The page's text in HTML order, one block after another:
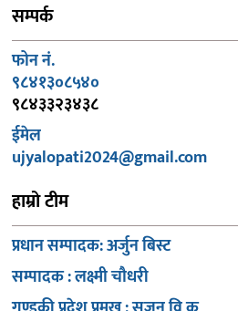
सम्पर्क
फोन नं.
९८४१३०८५४०
९८४३३२३४३८
ईमेल
ujyalopati2024@gmail.com
हाम्रो टीम
प्रधान सम्पादक: अर्जुन बिस्ट
सम्पादक : लक्ष्मी चौधरी